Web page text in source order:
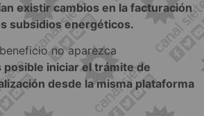
existir cambios en la facturación
subsidios energéticos.
no aparezca
posible iniciar el trámite de
desde la misma plataforma